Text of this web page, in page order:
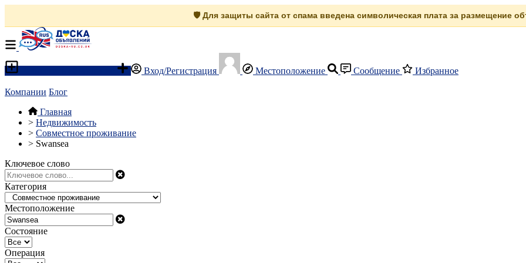
🛡️ Для защиты сайта от спама введена символическая плата за размещение
Вход/Регистрация Местоположение Сообщение Избранное
Компании Блог
Главная
> Недвижимость
> Совместное проживание
> Swansea
Ключевое слово
Категория
Местоположение
Состояние
Операция